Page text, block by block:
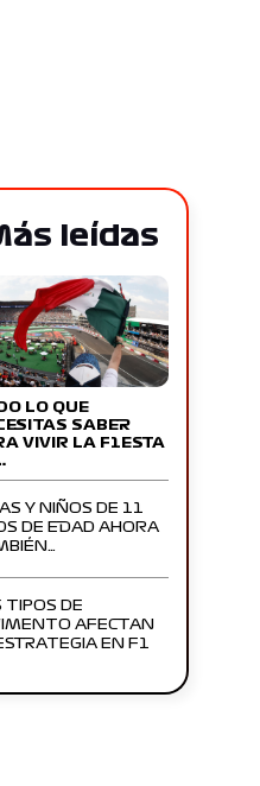
leídas
LO QUE
SABER
VIVIR LA F1ESTA
Y NIÑOS DE 11
DE EDAD AHORA
TIPOS DE
AFECTAN
EN F1